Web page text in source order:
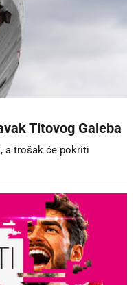
Titovog Galeba
a trošak će pokriti